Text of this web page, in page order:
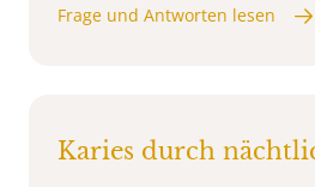
Frage und Antworten lesen
Karies durch